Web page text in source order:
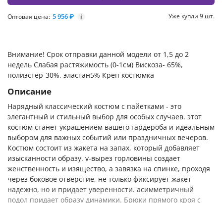
Оптовая цена: 5 956 ₽ i Уже купли 9 шт.
Внимание! Срок отправки данной модели от 1,5 до 2
недель Слабая растяжимость (0-1см) Вискоза- 65%,
полиэстер-30%, эластан5% Креп костюмка
Описание
Нарядный классический костюм с пайетками - это
элегантный и стильный выбор для особых случаев. этот
костюм станет украшением вашего гардероба и идеальным
выбором для важных событий или праздничных вечеров.
Костюм состоит из жакета на запах, который добавляет
изысканности образу. v-вырез горловины создает
женственность и изящество, а завязка на спинке, проходя
через боковое отверстие, не только фиксирует жакет
надежно, но и придает уверенности. асимметричный
подол придает образу динамики. Брюки прямого кроя с